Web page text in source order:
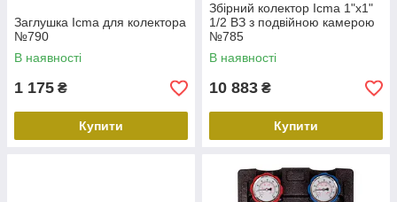
Заглушка Icma для колектора
№790
В наявності
1 175 ₴
Купити
Збірний колектор Icma 1"х1"
1/2 ВЗ з подвійною камерою
№785
В наявності
10 883 ₴
Купити